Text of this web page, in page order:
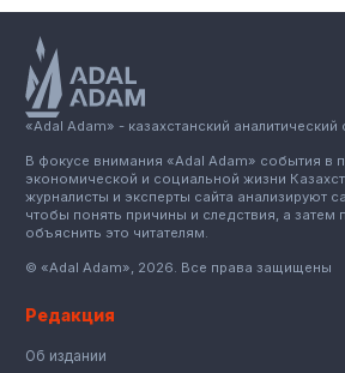
«Adal Adam» - казахстанский аналитический
В фокусе внимания «Adal Adam» события в
экономической и социальной жизни
журналисты и эксперты сайта анализируют
чтобы понять причины и следствия, а затем
объяснить это читателям.
© «Adal Adam», 2026. Все права защищены
Редакция
Об издании